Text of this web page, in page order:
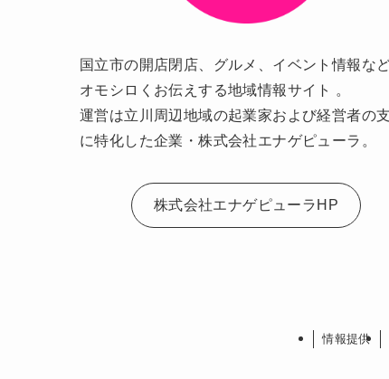
国立市の開店閉店、グルメ、イベント情報な
オモシロくお伝えする地域情報サイト 。
運営は立川周辺地域の起業家および経営者の
に特化した企業・株式会社エナゲピューラ。
株式会社エナゲピューラHP
情報提供